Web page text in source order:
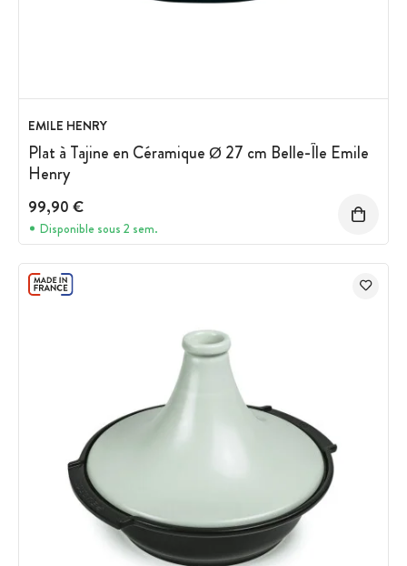
EMILE HENRY
Plat à Tajine en Céramique Ø 27 cm Belle-Île Emile
Henry
99,90 €
Disponible sous 2 sem.